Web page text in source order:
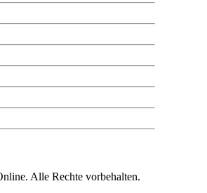
Alle Rechte vorbehalten.